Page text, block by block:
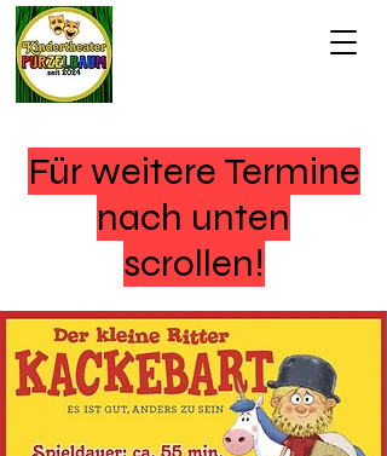
Für weitere Termine
nach unten
scrollen!